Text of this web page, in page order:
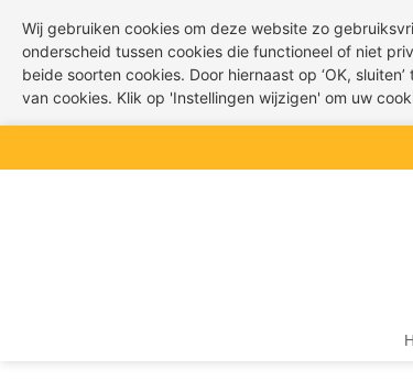
naar
Wij gebruiken cookies om deze website zo
onderscheid tussen cookies die functioneel of niet
beide soorten cookies. Door hiernaast op ‘OK,
van cookies. Klik op 'Instellingen wijzigen' om uw